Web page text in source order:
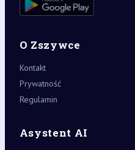
O Zszywce
Kontakt
Prywatność
Regulamin
Asystent AI